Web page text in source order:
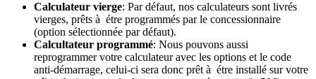
Calculateur vierge: Par défaut, nos calculateurs sont livrés
vierges, prêts à étre programmés par le concessionnaire
(option sélectionnée par défaut).
Calcultateur programmé: Nous pouvons aussi
reprogrammer votre calculateur avec les options et le code
anti-démarrage, celui-ci sera donc prêt à étre installé sur votre